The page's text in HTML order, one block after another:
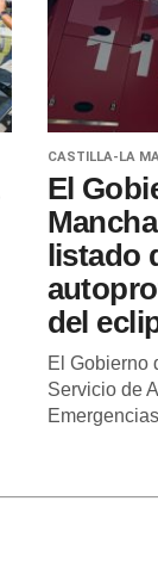
CASTILLA-LA
El
listado
del
El Gobierno
Servicio de